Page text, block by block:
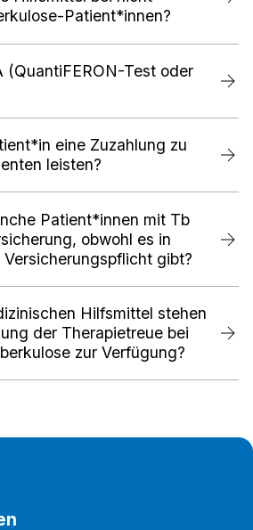
Patient*innen?
(QuantiFERON-Test oder
eine Zuzahlung zu
leisten?
Patient*innen mit Tb
obwohl es in
gibt?
Hilfsmittel stehen
der Therapietreue bei
zur Verfügung?